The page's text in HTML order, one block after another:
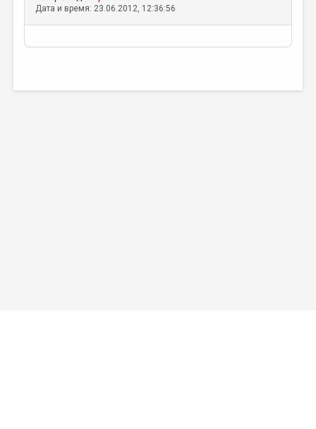
ВКОНТАКТЕ
Дата и время: 23.06.2012, 12:36:56